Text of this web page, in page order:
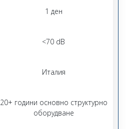
1 ден
<70 dB
Италия
20+ години основно структурно
оборудване